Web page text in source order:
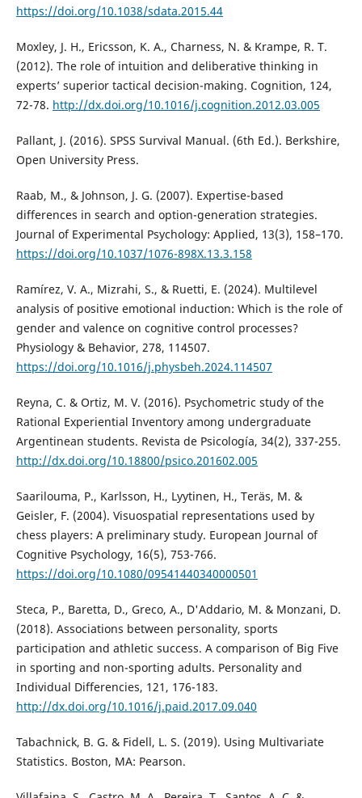
https://doi.org/10.1038/sdata.2015.44
Moxley, J. H., Ericsson, K. A., Charness, N. & Krampe, R. T.
(2012). The role of intuition and deliberative thinking in
experts’ superior tactical decision-making. Cognition, 124,
72-78. http://dx.doi.org/10.1016/j.cognition.2012.03.005
Pallant, J. (2016). SPSS Survival Manual. (6th Ed.). Berkshire,
Open University Press.
Raab, M., & Johnson, J. G. (2007). Expertise-based
differences in search and option-generation strategies.
Journal of Experimental Psychology: Applied, 13(3), 158–170.
https://doi.org/10.1037/1076-898X.13.3.158
Ramírez, V. A., Mizrahi, S., & Ruetti, E. (2024). Multilevel
analysis of positive emotional induction: Which is the role of
gender and valence on cognitive control processes?
Physiology & Behavior, 278, 114507.
https://doi.org/10.1016/j.physbeh.2024.114507
Reyna, C. & Ortiz, M. V. (2016). Psychometric study of the
Rational Experiential Inventory among undergraduate
Argentinean students. Revista de Psicología, 34(2), 337-255.
http://dx.doi.org/10.18800/psico.201602.005
Saarilouma, P., Karlsson, H., Lyytinen, H., Teräs, M. &
Geisler, F. (2004). Visuospatial representations used by
chess players: A preliminary study. European Journal of
Cognitive Psychology, 16(5), 753-766.
https://doi.org/10.1080/09541440340000501
Steca, P., Baretta, D., Greco, A., D'Addario, M. & Monzani, D.
(2018). Associations between personality, sports
participation and athletic success. A comparison of Big Five
in sporting and non-sporting adults. Personality and
Individual Differencies, 121, 176-183.
http://dx.doi.org/10.1016/j.paid.2017.09.040
Tabachnick, B. G. & Fidell, L. S. (2019). Using Multivariate
Statistics. Boston, MA: Pearson.